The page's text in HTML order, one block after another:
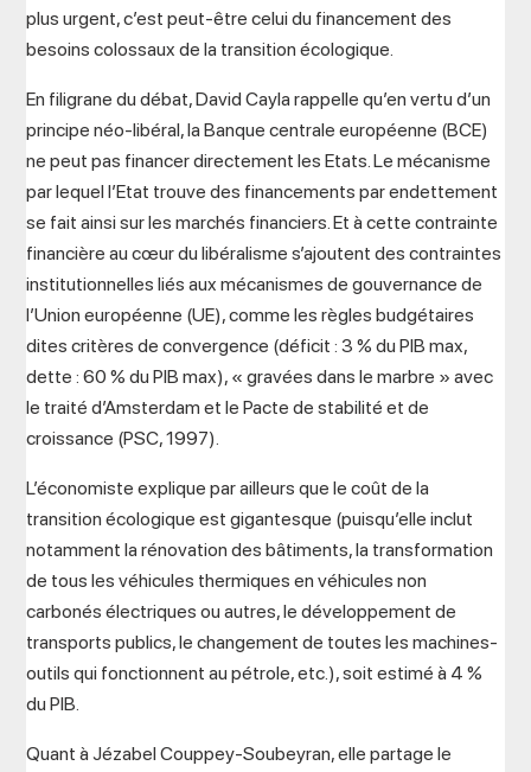
plus urgent, c’est peut-être celui du financement des
besoins colossaux de la transition écologique.
En filigrane du débat, David Cayla rappelle qu’en vertu d’un
principe néo-libéral, la Banque centrale européenne (BCE)
ne peut pas financer directement les Etats. Le mécanisme
par lequel l’Etat trouve des financements par endettement
se fait ainsi sur les marchés financiers. Et à cette contrainte
financière au cœur du libéralisme s’ajoutent des contraintes
institutionnelles liés aux mécanismes de gouvernance de
l’Union européenne (UE), comme les règles budgétaires
dites critères de convergence (déficit : 3 % du PIB max,
dette : 60 % du PIB max), « gravées dans le marbre » avec
le traité d’Amsterdam et le Pacte de stabilité et de
croissance (PSC, 1997).
L’économiste explique par ailleurs que le coût de la
transition écologique est gigantesque (puisqu’elle inclut
notamment la rénovation des bâtiments, la transformation
de tous les véhicules thermiques en véhicules non
carbonés électriques ou autres, le développement de
transports publics, le changement de toutes les machines-
outils qui fonctionnent au pétrole, etc.), soit estimé à 4 %
du PIB.
Quant à Jézabel Couppey-Soubeyran, elle partage le